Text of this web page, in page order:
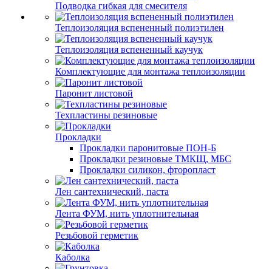
Подводка гибкая для смесителя
Теплоизоляция вспененный полиэтилен
Теплоизоляция вспененный каучук
Комплектующие для монтажа теплоизоляции
Паронит листовой
Техпластины резиновые
Прокладки
Прокладки паронитовые ПОН-Б
Прокладки резиновые ТМКЩ, МБС
Прокладки силикон, фторопласт
Лен сантехнический, паста
Лента ФУМ, нить уплотнительная
Резьбовой герметик
Каболка